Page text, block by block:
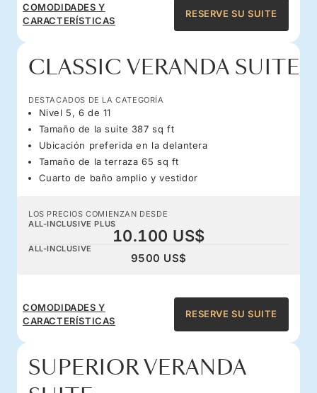
COMODIDADES Y
CARACTERÍSTICAS
RESERVE SU SUITE
CLASSIC VERANDA SUITE
DESTACADOS DE LA CATEGORÍA
Nivel 5, 6 de 11
Tamaño de la suite 387 sq ft
Ubicación preferida en la delantera
Tamaño de la terraza 65 sq ft
Cuarto de baño amplio y vestidor
LOS PRECIOS COMIENZAN DESDE
ALL-INCLUSIVE PLUS
10.100 US$
ALL-INCLUSIVE
9500 US$
COMODIDADES Y
CARACTERÍSTICAS
RESERVE SU SUITE
SUPERIOR VERANDA